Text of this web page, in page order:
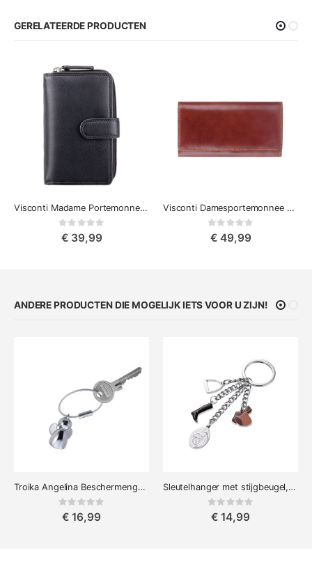
GERELATEERDE PRODUCTEN
Visconti Madame Portemonnee Dames
Rating:
0%
€ 39,99
Visconti Damesportemonnee Florence Matinee
Rating:
0%
€ 49,99
ANDERE PRODUCTEN DIE MOGELIJK IETS VOOR U ZIJN!
Troika Angelina Beschermengel Sleutelhanger
Rating:
0%
€ 16,99
Sleutelhanger met stijgbeugel, rijlaars en zadel
Rating:
0%
€ 14,99